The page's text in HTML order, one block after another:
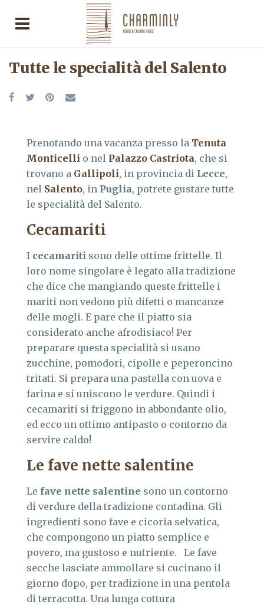
Tutte le specialità del Salento
Prenotando una vacanza presso la Tenuta
Monticelli o nel Palazzo Castriota, che si
trovano a Gallipoli, in provincia di Lecce,
nel Salento, in Puglia, potrete gustare tutte
le specialità del Salento.
Cecamariti
I cecamariti sono delle ottime frittelle. Il
loro nome singolare è legato alla tradizione
che dice che mangiando queste frittelle i
mariti non vedono più difetti o mancanze
delle mogli. E pare che il piatto sia
considerato anche afrodisiaco! Per
preparare questa specialità si usano
zucchine, pomodori, cipolle e peperoncino
tritati. Si prepara una pastella con uova e
farina e si uniscono le verdure. Quindi i
cecamariti si friggono in abbondante olio,
ed ecco un ottimo antipasto o contorno da
servire caldo!
Le fave nette salentine
Le fave nette salentine sono un contorno
di verdure della tradizione contadina. Gli
ingredienti sono fave e cicoria selvatica,
che compongono un piatto semplice e
povero, ma gustoso e nutriente. Le fave
secche lasciate ammollare si cucinano il
giorno dopo, per tradizione in una pentola
di terracotta. Una lunga cottura